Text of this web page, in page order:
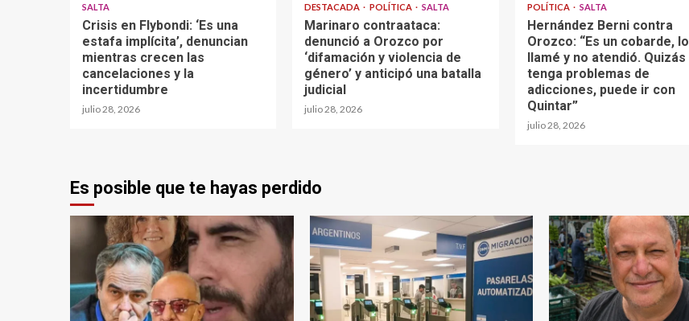
SALTA
Crisis en Flybondi: ‘Es una
estafa implícita’, denuncian
mientras crecen las
cancelaciones y la
incertidumbre
julio 28, 2026
DESTACADA POLÍTICA SALTA
Marinaro contraataca:
denunció a Orozco por
‘difamación y violencia de
género’ y anticipó una batalla
judicial
julio 28, 2026
POLÍTICA SALTA
Hernández Berni contra
Orozco: “Es un cobarde, lo
llamé y no atendió. Quizás
tenga problemas de
adicciones, puede ir con
Quintar”
julio 28, 2026
Es posible que te hayas perdido